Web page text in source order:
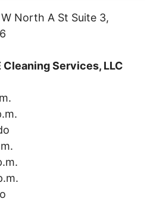
North A St Suite 3,
Cleaning Services, LLC